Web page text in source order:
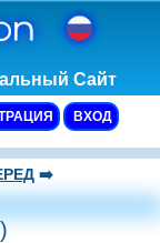
Сайт
ВХОД
➡️